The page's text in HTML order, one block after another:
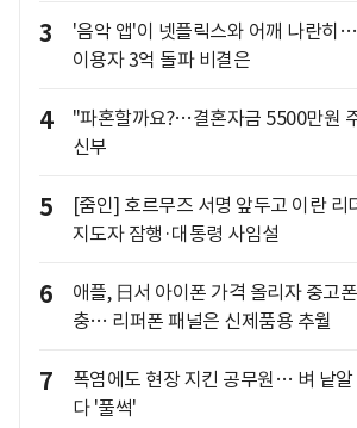
3
'음악 앱'이 넷플릭스와 어깨 나란히
이용자 3억 돌파 비결은
4
"파혼할까요?…결혼자금 5500만원
신부
5
[줌인] 호르무즈 서명 앞두고 이란
지도자 잠행·대통령 사임설
6
애플, 日서 아이폰 가격 올리자 중고
충… 리퍼폰 패널은 신제품용 추월
7
폭염에도 현장 지킨 공무원… 벼 낱알
다 '풀썩'